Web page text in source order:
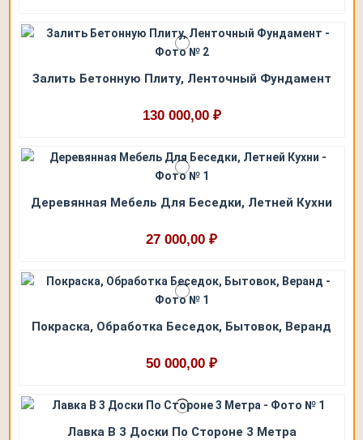
Залить Бетонную Плиту, Ленточный Фундамент
130 000,00 ₽
Деревянная Мебель Для Беседки, Летней Кухни
27 000,00 ₽
Покраска, Обработка Беседок, Бытовок, Веранд
50 000,00 ₽
Лавка В 3 Доски По Стороне 3 Метра